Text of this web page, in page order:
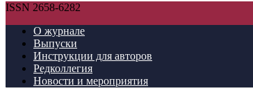
ISSN 2658-6282
О журнале
Выпуски
Инструкции для авторов
Редколлегия
Новости и мероприятия